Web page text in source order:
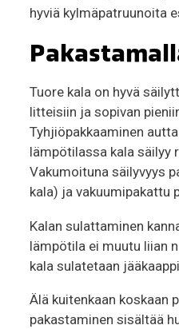
hyviä kylmäpatruunoita
Tuore kala on hyvä
litteisiin ja sopivan
Tyhjiöpakkaaminen
lämpötilassa kala säilyy
Vakumoituna säilyvyys
kala) ja vakuumipakattu
Kalan sulattaminen
lämpötila ei muutu liian
kala sulatetaan
Älä kuitenkaan koskaan
pakastaminen sisältää